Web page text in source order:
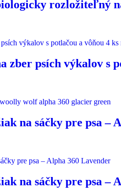
rozložiteľný
zber psích výkalov s
na sáčky pre psa –
na sáčky pre psa –